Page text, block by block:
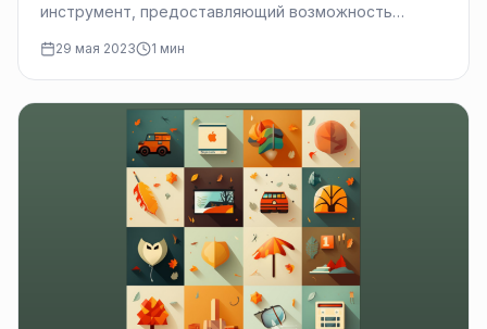
инструмент, предоставляющий возможность
ограничений по рабочему…
29 мая 2023 1 мин